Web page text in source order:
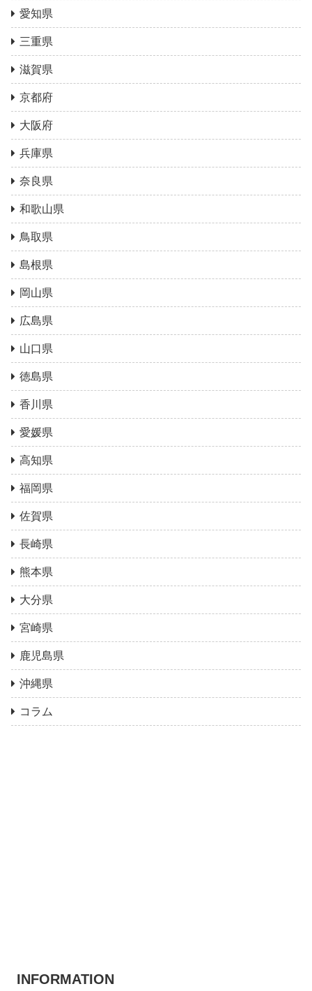
愛知県
三重県
滋賀県
京都府
大阪府
兵庫県
奈良県
和歌山県
鳥取県
島根県
岡山県
広島県
山口県
徳島県
香川県
愛媛県
高知県
福岡県
佐賀県
長崎県
熊本県
大分県
宮崎県
鹿児島県
沖縄県
コラム
INFORMATION